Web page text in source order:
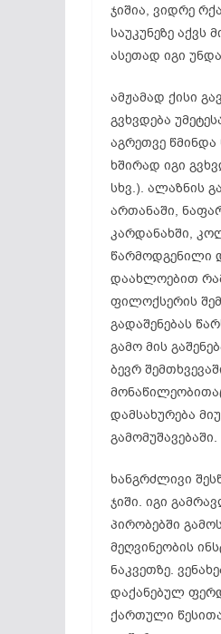
ჯიშია, ვიდრე
საუკუნეზე
ასეთად იგი
ამჟამად ქისი
გვხვდება
აგრეთვე
ხშირად იგი
სხვ.). ალაზნის
ართანაში,
კარდანახში,
წარმოდგენილი
დაახლოებით
ფილოქსერის
გადაშენებას
გამო მის
ბევრ
დამსახურება
გამომუშავებაში.
ხანგრძლივი
ჯიში. იგი
პირობებში
მეღვინეობის
ნაკვეთზე.
დაქანებულ
ქართული